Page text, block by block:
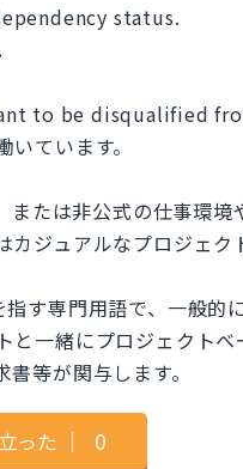
status.
to be disqualified
ています。
たは非公式の仕事環境
ジュアルなプロジェク
す専門用語で、一般的
一緒にプロジェクト
等が関与します。
った ｜ 0